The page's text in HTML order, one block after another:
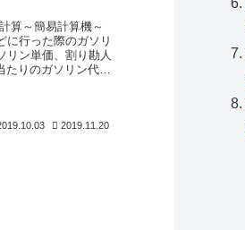
算～簡易計算機～
に行った際のガソリ
リン単価、割り勘人
りのガソリン代、
2019.11.20